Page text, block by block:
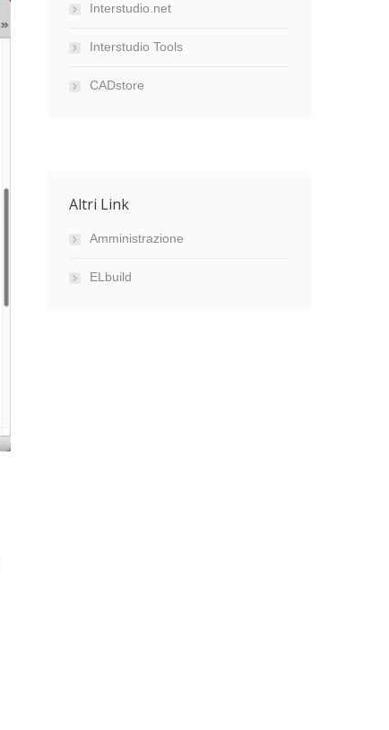
Interstudio.net
Interstudio Tools
CADstore
Altri Link
Amministrazione
ELbuild